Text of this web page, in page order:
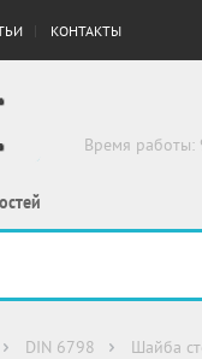
КОНТАКТЫ
Время работы:
DIN 6798 Шайба